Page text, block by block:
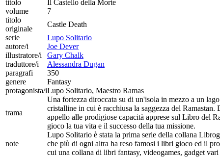
titolo
Il Castello della Morte
volume
7
titolo
originale
Castle Death
serie
Lupo Solitario
autore/i
Joe Dever
illustratore/i
Gary Chalk
traduttore/i
Alessandra Dugan
paragrafi
350
genere
Fantasy
protagonista/iLupo Solitario, Maestro Ramas
trama
Una fortezza diroccata su di un'isola in mezzo a un
cristalline in cui è racchiusa la saggezza del
appello alle prodigiose capacità apprese sul Libro del
gioco la tua vita e il successo della tua missione.
note
Lupo Solitario è stata la prima serie della collana
che più di ogni altra ha reso famosi i libri gioco ed il
cui una collana di libri fantasy, videogames, gadget